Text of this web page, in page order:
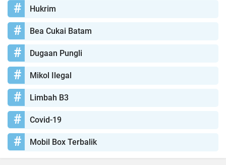
Hukrim
Bea Cukai Batam
Dugaan Pungli
Mikol Ilegal
Limbah B3
Covid-19
Mobil Box Terbalik